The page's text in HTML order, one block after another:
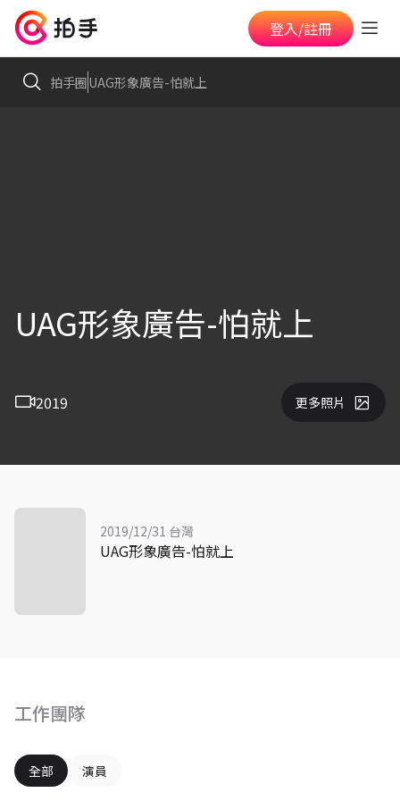
登入/註冊
拍手圈UAG形象廣告-怕就上
UAG形象廣告-怕就上
2019 更多照片
工作團隊
全部 演員
2019/12/31 台灣
UAG形象廣告-怕就上